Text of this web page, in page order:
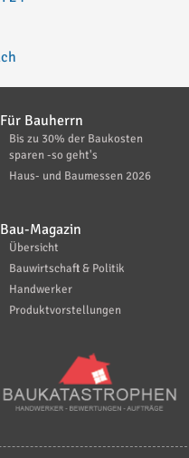
Für Bauherrn
Bis zu 30% der Baukosten
sparen -so geht's
Haus- und Baumessen 2026
Bau-Magazin
Übersicht
Bauwirtschaft & Politik
Handwerker
Produktvorstellungen